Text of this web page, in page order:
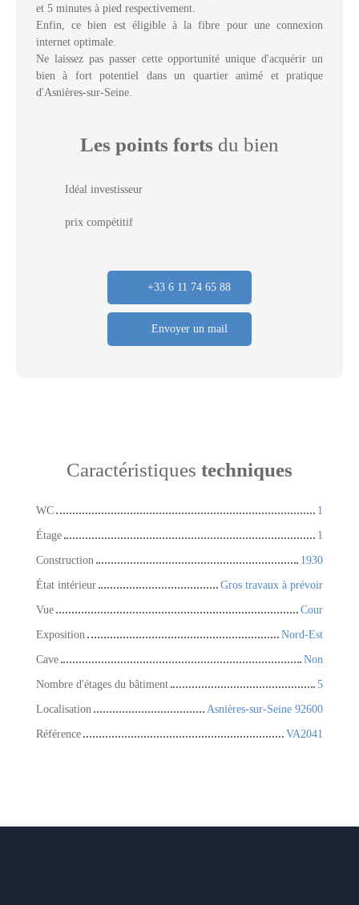
et 5 minutes à pied respectivement.
Enfin, ce bien est éligible à la fibre pour une connexion
internet optimale.
Ne laissez pas passer cette opportunité unique d'acquérir un
bien à fort potentiel dans un quartier animé et pratique
d'Asnières-sur-Seine.
Les points forts du bien
Idéal investisseur
prix compétitif
+33 6 11 74 65 88
Envoyer un mail
Caractéristiques techniques
WC
1
Étage
1
Construction
1930
État intérieur
Gros travaux à prévoir
Vue
Cour
Exposition
Nord-Est
Cave
Non
Nombre d'étages du bâtiment
5
Localisation
Asnières-sur-Seine 92600
Référence
VA2041